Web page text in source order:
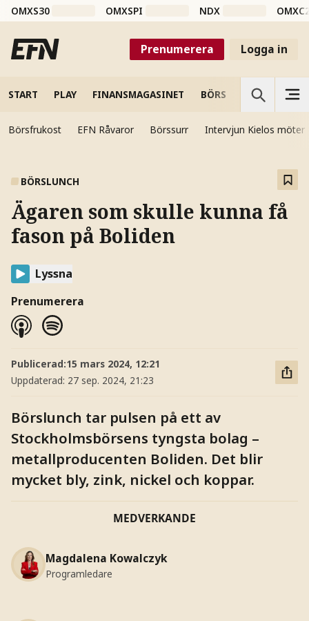
OMXS30 OMXSPI NDX
Prenumerera Logga in
START PLAY FINANSMAGASINET BÖRS VETENSKAP
Börsfrukost EFN Råvaror Börssurr Intervjun Kielos möter
BÖRSLUNCH
Ägaren som skulle kunna få
fason på Boliden
Lyssna
Prenumerera
Publicerad:15 mars 2024, 12:21
Uppdaterad: 27 sep. 2024, 21:23
Börslunch tar pulsen på ett av
Stockholmsbörsens tyngsta bolag –
metallproducenten Boliden. Det blir
mycket bly, zink, nickel och koppar.
MEDVERKANDE
Magdalena Kowalczyk
Programledare